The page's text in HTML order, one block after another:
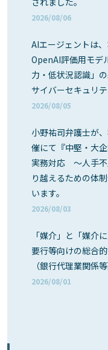
2026/08/06
AIエージェントは
OpenAI評価用モデ
力・低状況認識」
サイバーセキュリ
2026/08/05
小野祐司弁護士が
催にて『中堅・大
実務対応 ～人手不
り越えるための体
います。
2026/08/03
「媒介」と「媒
要行等向けの総合
（銀行代理業関係
2026/08/01